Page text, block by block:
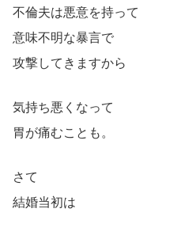
不倫夫は悪意を持って
意味不明な暴言で
攻撃してきますから
気持ち悪くなって
胃が痛むことも。
さて
結婚当初は